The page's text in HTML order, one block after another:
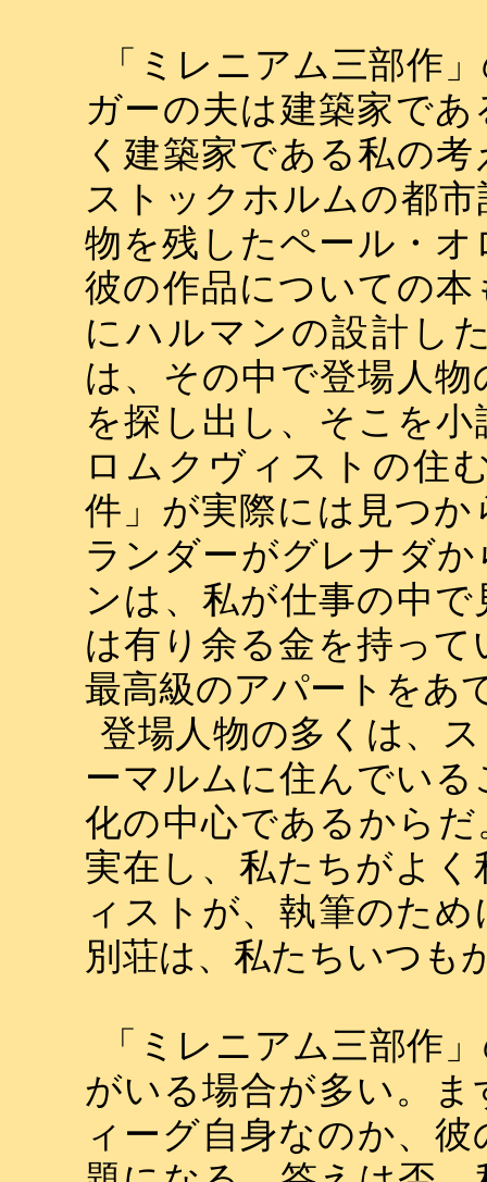
「ミレニアム三部作
ガーの夫は建築家で
く建築家である私の
ストックホルムの都
物を残したペール・
彼の作品についての
にハルマンの設計し
は、その中で登場人
を探し出し、そこを
ロムクヴィストの住
件」が実際には見つ
ランダーがグレナダ
ンは、私が仕事の中
は有り余る金を持っ
最高級のアパートをあ
登場人物の多くは、
ーマルムに住んでい
化の中心であるから
実在し、私たちがよ
ィストが、執筆のた
別荘は、私たちいつも
「ミレニアム三部作
がいる場合が多い。
ィーグ自身なのか、